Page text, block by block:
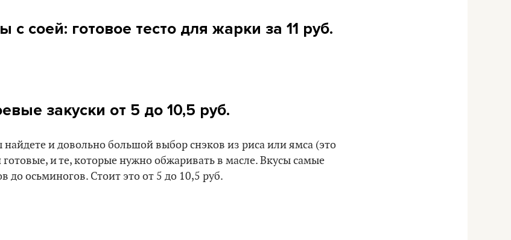
соей: готовое тесто для жарки за 11 руб.
закуски от 5 до 10,5 руб.
найдете и довольно большой выбор снэков из риса или ямса (это
готовые, и те, которые нужно обжаривать в масле. Вкусы самые
до осьминогов. Стоит это от 5 до 10,5 руб.